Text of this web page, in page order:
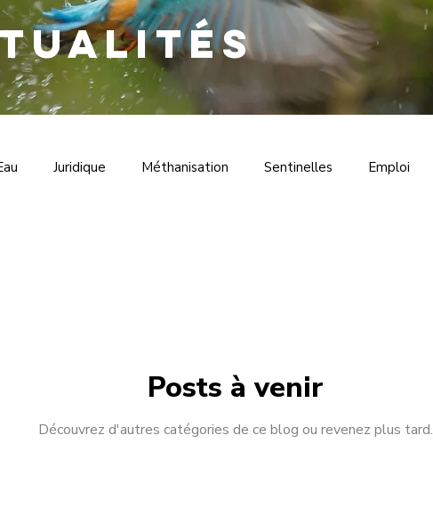
Juridique Méthanisation Sentinelles Emploi
Posts à venir
Découvrez d'autres catégories de ce blog ou revenez plus tard.